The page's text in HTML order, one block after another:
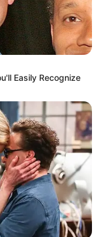
Easily Recognize